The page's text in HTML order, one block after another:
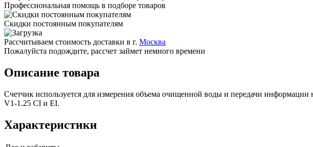
Профессиональная помощь в подборе товаров
Скидки постоянным покупателям
Рассчитываем стоимость доставки в г. Москва
Пожалуйста подождите, рассчет займет немного времени
Описание товара
Счетчик используется для измерения объема очищенной воды и передачи
V1-1.25 CI и EI.
Характеристики